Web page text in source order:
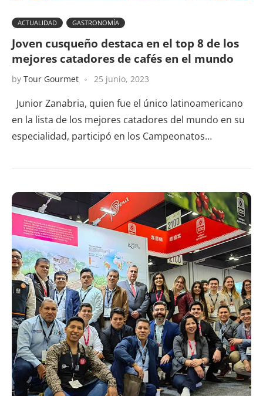
ACTUALIDAD GASTRONOMÍA
Joven cusqueño destaca en el top 8 de los
mejores catadores de cafés en el mundo
by Tour Gourmet 25 junio, 2023
Junior Zanabria, quien fue el único latinoamericano
en la lista de los mejores catadores del mundo en su
especialidad, participó en los Campeonatos…